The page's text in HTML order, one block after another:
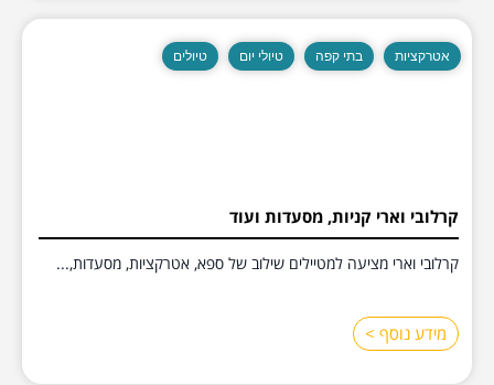
אטרקציות בתי קפה טיולי יום טיולים
קרלובי וארי קניות, מסעדות ועוד
קרלובי וארי מציעה למטיילים שילוב של ספא, אטרקציות, מסעדות,...
מידע נוסף >